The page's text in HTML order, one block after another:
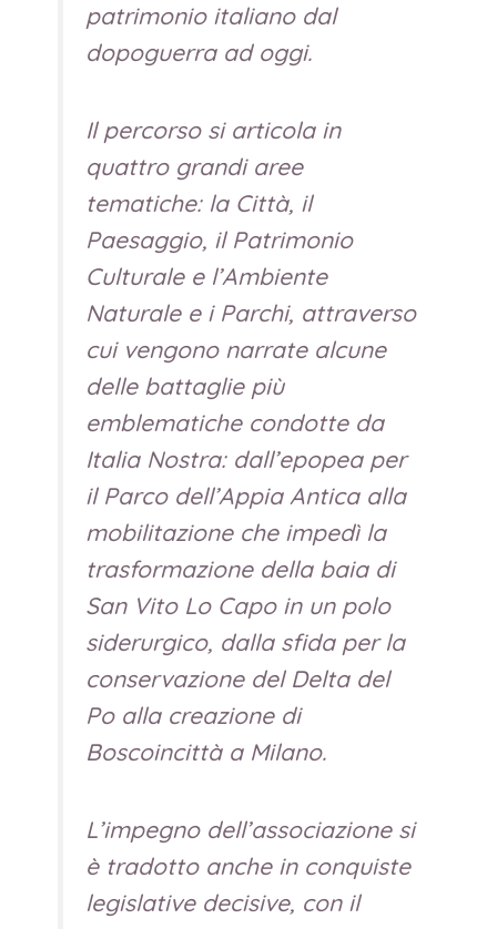
patrimonio italiano dal
dopoguerra ad oggi.
Il percorso si articola in
quattro grandi aree
tematiche: la Città, il
Paesaggio, il Patrimonio
Culturale e l’Ambiente
Naturale e i Parchi, attraverso
cui vengono narrate alcune
delle battaglie più
emblematiche condotte da
Italia Nostra: dall’epopea per
il Parco dell’Appia Antica alla
mobilitazione che impedì la
trasformazione della baia di
San Vito Lo Capo in un polo
siderurgico, dalla sfida per la
conservazione del Delta del
Po alla creazione di
Boscoincittà a Milano.
L’impegno dell’associazione si
è tradotto anche in conquiste
legislative decisive, con il